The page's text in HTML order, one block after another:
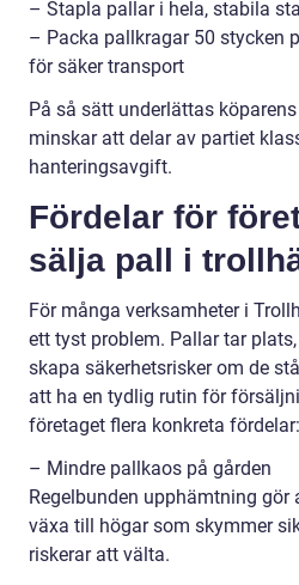
– Stapla pallar i hela, stabila
– Packa pallkragar 50 stycken
för säker transport
På så sätt underlättas
minskar att delar av partiet
hanteringsavgift.
Fördelar för
sälja pall i
För många verksamheter i
ett tyst problem. Pallar tar
skapa säkerhetsrisker om de
att ha en tydlig rutin för
företaget flera konkreta fördelar:
– Mindre pallkaos på gården
Regelbunden upphämtning gör
växa till högar som skymmer
riskerar att välta.